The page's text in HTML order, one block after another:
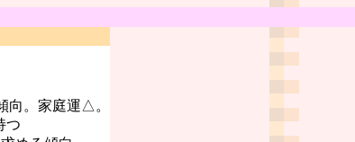
向。家庭運△。
つ